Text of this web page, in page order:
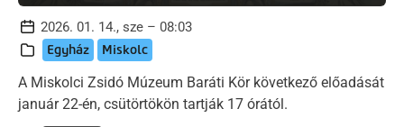
2026. 01. 14., sze – 08:03
Egyház Miskolc
A Miskolci Zsidó Múzeum Baráti Kör következő előadását
január 22-én, csütörtökön tartják 17 órától.